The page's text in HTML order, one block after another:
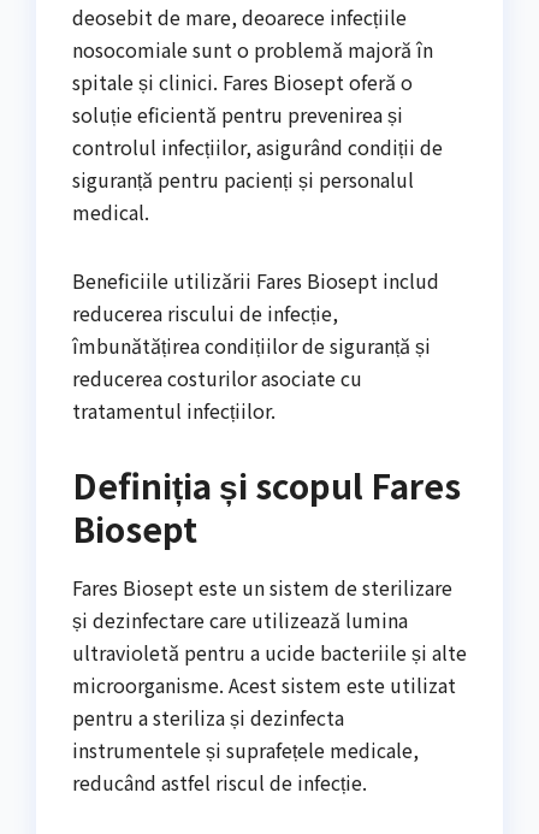
deosebit de mare, deoarece infecțiile
nosocomiale sunt o problemă majoră în
spitale și clinici. Fares Biosept oferă o
soluție eficientă pentru prevenirea și
controlul infecțiilor, asigurând condiții de
siguranță pentru pacienți și personalul
medical.
Beneficiile utilizării Fares Biosept includ
reducerea riscului de infecție,
îmbunătățirea condițiilor de siguranță și
reducerea costurilor asociate cu
tratamentul infecțiilor.
Definiția și scopul Fares
Biosept
Fares Biosept este un sistem de sterilizare
și dezinfectare care utilizează lumina
ultravioletă pentru a ucide bacteriile și alte
microorganisme. Acest sistem este utilizat
pentru a steriliza și dezinfecta
instrumentele și suprafețele medicale,
reducând astfel riscul de infecție.